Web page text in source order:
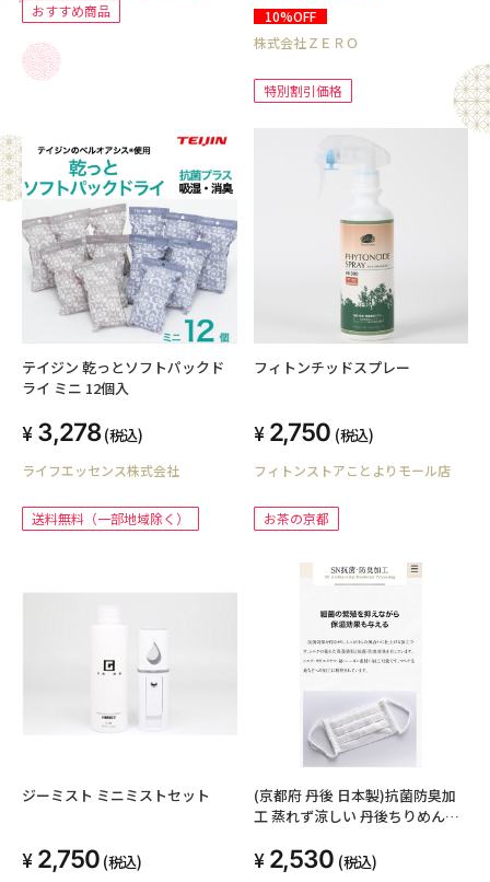
おすすめ商品
10%OFF
株式会社ＺＥＲＯ
特別割引価格
テイジン 乾っとソフトパックド
ライ ミニ 12個入
3,278 (税込)
ライフエッセンス株式会社
送料無料（一部地域除く）
フィトンチッドスプレー
2,750 (税込)
フィトンストアことよりモール店
お茶の京都
ジーミスト ミニミストセット
2,750 (税込)
(京都府 丹後 日本製)抗菌防臭加
工 蒸れず涼しい 丹後ちりめんマ
フィット感 飛沫 黄砂 花粉予防 丹
後シボちりめん生地使用 巾
2,530 (税込)